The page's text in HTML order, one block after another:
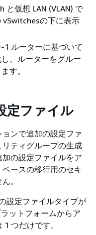
と仮想 LAN (VLAN) で
vSwitchesの下に表示
1 ルーターに基づいて
、ルーターをグルー
す。
定ファイル
ンで追加の設定ファ
ティグループの生成
の設定ファイルをア
ースの移行用のセキ
。
設定ファイルタイプが
ットフォームからア
つだけです。